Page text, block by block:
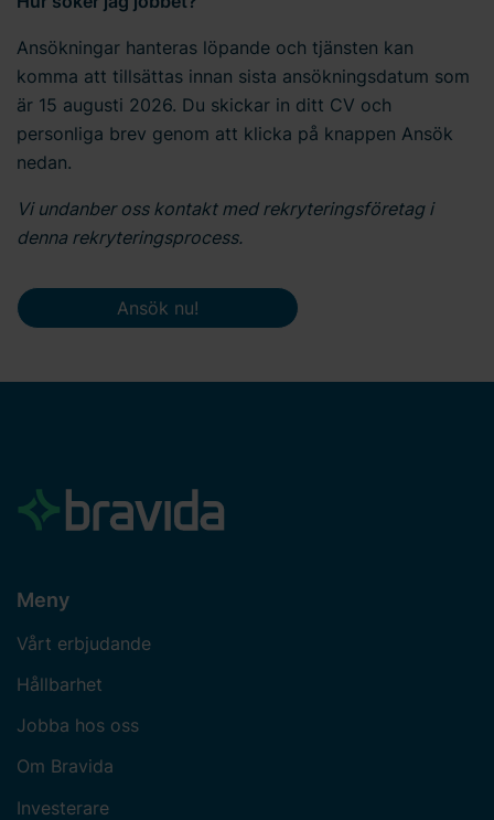
Ansökningar hanteras löpande och tjänsten kan
komma att tillsättas innan sista ansökningsdatum som
är 15 augusti 2026. Du skickar in ditt CV och
personliga brev genom att klicka på knappen Ansök
nedan.
Vi undanber oss kontakt med rekryteringsföretag i
denna rekryteringsprocess.
Ansök nu!
Meny
Vårt erbjudande
Hållbarhet
Jobba hos oss
Om Bravida
Investerare